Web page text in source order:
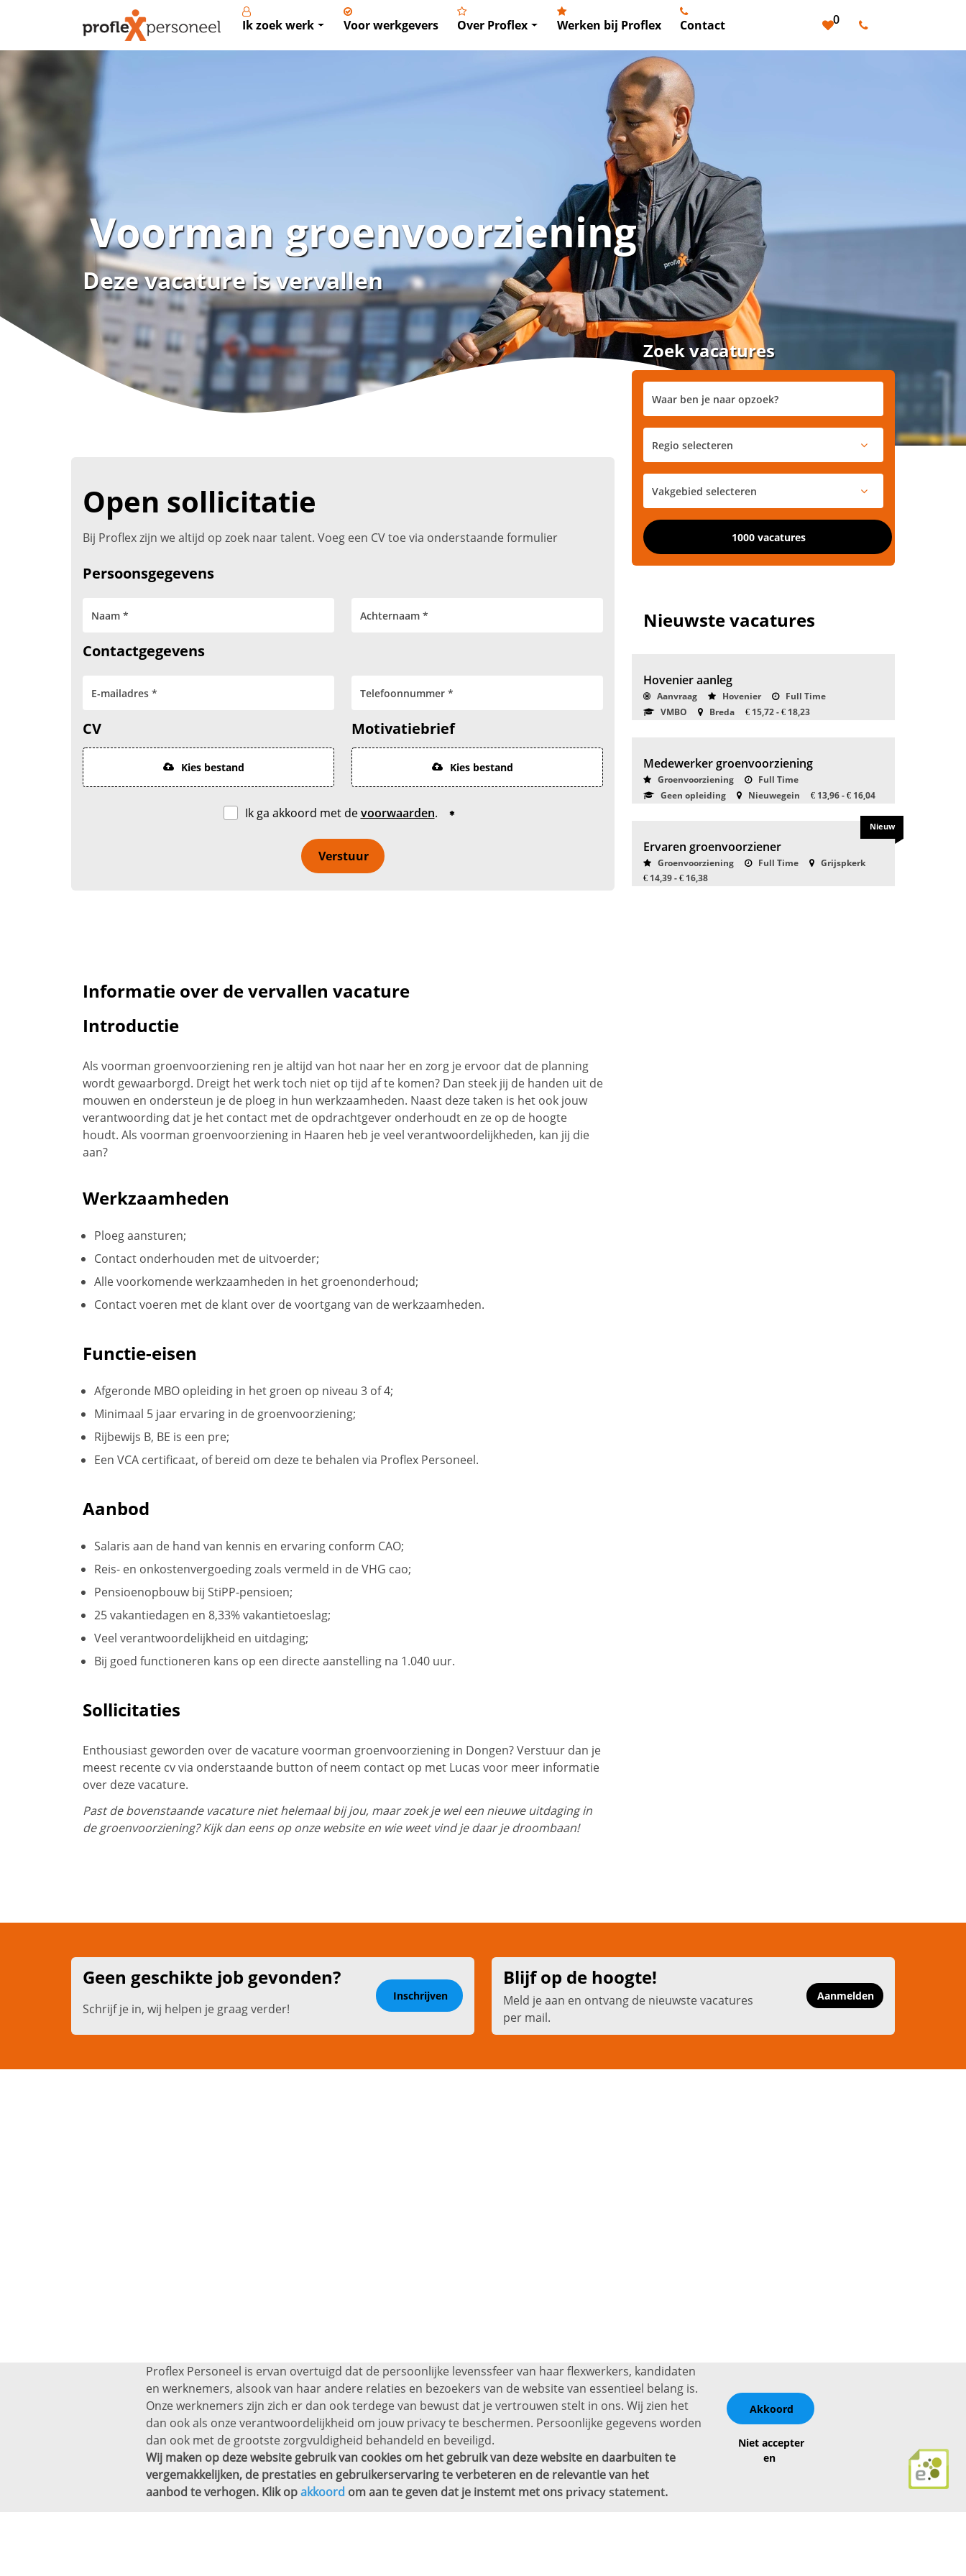
Ik zoek werk Voor werkgevers Over Proflex Werken bij Proflex Contact 0
Voorman groenvoorziening
Deze vacature is vervallen
Open sollicitatie
Bij Proflex zijn we altijd op zoek naar talent. Voeg een CV toe via onderstaande formulier
Persoonsgegevens
Contactgegevens
CV
Kies bestand
Motivatiebrief
Kies bestand
Ik ga akkoord met devoorwaarden.
Verstuur
Informatie over de vervallen vacature
Introductie
Als voorman groenvoorziening ren je altijd van hot naar her en zorg je ervoor dat de planning
wordt gewaarborgd. Dreigt het werk toch niet op tijd af te komen? Dan steek jij de handen uit de
mouwen en ondersteun je de ploeg in hun werkzaamheden. Naast deze taken is het ook jouw
verantwoording dat je het contact met de opdrachtgever onderhoudt en ze op de hoogte
houdt. Als voorman groenvoorziening in Haaren heb je veel verantwoordelijkheden, kan jij die
aan?
Werkzaamheden
Ploeg aansturen;
Contact onderhouden met de uitvoerder;
Alle voorkomende werkzaamheden in het groenonderhoud;
Contact voeren met de klant over de voortgang van de werkzaamheden.
Functie-eisen
Afgeronde MBO opleiding in het groen op niveau 3 of 4;
Minimaal 5 jaar ervaring in de groenvoorziening;
Rijbewijs B, BE is een pre;
Een VCA certificaat, of bereid om deze te behalen via Proflex Personeel.
Aanbod
Salaris aan de hand van kennis en ervaring conform CAO;
Reis- en onkostenvergoeding zoals vermeld in de VHG cao;
Pensioenopbouw bij StiPP-pensioen;
25 vakantiedagen en 8,33% vakantietoeslag;
Veel verantwoordelijkheid en uitdaging;
Bij goed functioneren kans op een directe aanstelling na 1.040 uur.
Sollicitaties
Enthousiast geworden over de vacature voorman groenvoorziening in Dongen? Verstuur dan je
meest recente cv via onderstaande button of neem contact op met Lucas voor meer informatie
over deze vacature.
Past de bovenstaande vacature niet helemaal bij jou, maar zoek je wel een nieuwe uitdaging in
de groenvoorziening? Kijk dan eens op onze website en wie weet vind je daar je droombaan!
Zoek vacatures
1000 vacatures
Nieuwste vacatures
Hovenier aanleg
Aanvraag Hovenier
Full Time
VMBO
Breda € 15,72 - € 18,23
Medewerker groenvoorziening
Groenvoorziening
Full Time
Geen opleiding
Nieuwegein € 13,96 - € 16,04
Ervaren groenvoorziener
Groenvoorziening Full Time Grijspkerk
€ 14,39 - € 16,38
Nieuw
Geen geschikte job gevonden?
Schrijf je in, wij helpen je graag verder!
Inschrijven
Blijf op de hoogte!
Meld je aan en ontvang de nieuwste vacatures
per mail.
Aanmelden
Proflex Personeel is ervan overtuigd dat de persoonlijke levenssfeer van haar flexwerkers, kandidaten
en werknemers, alsook van haar andere relaties en bezoekers van de website van essentieel belang is.
Onze werknemers zijn zich er dan ook terdege van bewust dat je vertrouwen stelt in ons. Wij zien het
dan ook als onze verantwoordelijkheid om jouw privacy te beschermen. Persoonlijke gegevens worden
dan ook met de grootste zorgvuldigheid behandeld en beveiligd.
Wij maken op deze website gebruik van cookies om het gebruik van deze website en daarbuiten te
vergemakkelijken, de prestaties en gebruikerservaring te verbeteren en de relevantie van het
aanbod te verhogen. Klik opakkoord om aan te geven dat je instemt met ons privacy statement.
Akkoord
Niet accepter
en